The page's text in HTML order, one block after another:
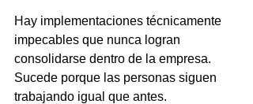
Hay implementaciones técnicamente
impecables que nunca logran
consolidarse dentro de la empresa.
Sucede porque las personas siguen
trabajando igual que antes.